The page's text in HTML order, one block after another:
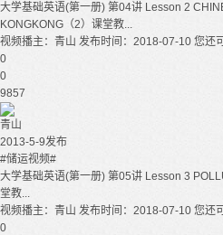
大学基础英语(第一册) 第04讲 Lesson 2
KONGKONG（2）课堂教...
视频播主：青山 发布时间：2018-07-10 您还
0
0
9857
青山
2013-5-9发布
#储运视频#
大学基础英语(第一册) 第05讲 Lesson 3
堂教...
视频播主：青山 发布时间：2018-07-10 您还
0